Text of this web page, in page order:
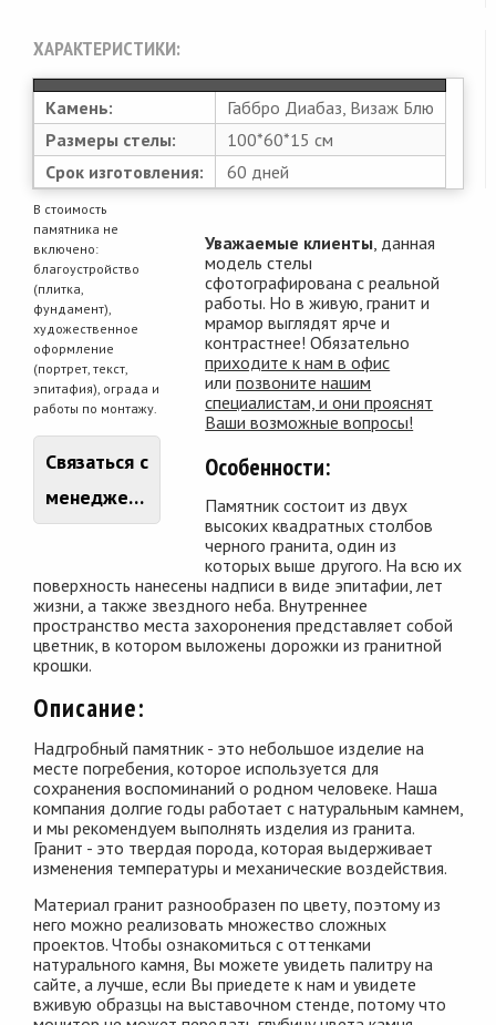
ХАРАКТЕРИСТИКИ:
Камень:
Габбро Диабаз, Визаж Блю
Размеры стелы:
100*60*15 см
Срок изготовления:
60 дней
В стоимость
памятника не
включено:
благоустройство
(плитка,
фундамент),
художественное
оформление
(портрет, текст,
эпитафия), ограда и
работы по монтажу.
Связаться с
менеджером
Уважаемые клиенты , данная
модель стелы
сфотографирована с реальной
работы. Но в живую, гранит и
мрамор выглядят ярче и
контрастнее! Обязательно
приходите к нам в офис
илипозвоните нашим
специалистам, и они прояснят
Ваши возможные вопросы!
Особенности:
Памятник состоит из двух
высоких квадратных столбов
черного гранита, один из
которых выше другого. На всю их
поверхность нанесены надписи в виде эпитафии, лет
жизни, а также звездного неба. Внутреннее
пространство места захоронения представляет собой
цветник, в котором выложены дорожки из гранитной
крошки.
Описание:
Надгробный памятник - это небольшое изделие на
месте погребения, которое используется для
сохранения воспоминаний о родном человеке. Наша
компания долгие годы работает с натуральным камнем,
и мы рекомендуем выполнять изделия из гранита.
Гранит - это твердая порода, которая выдерживает
изменения температуры и механические воздействия.
Материал гранит разнообразен по цвету, поэтому из
него можно реализовать множество сложных
проектов. Чтобы ознакомиться с оттенками
натурального камня, Вы можете увидеть палитру на
сайте, а лучше, если Вы приедете к нам и увидете
вживую образцы на выставочном стенде, потому что